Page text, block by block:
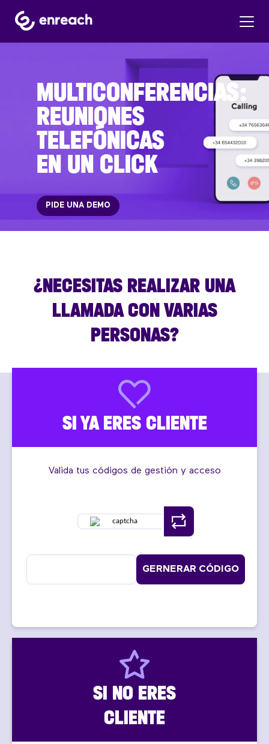
MULTICONFERENCIAS:
REUNIONES
TELEFÓNICAS
EN UN CLICK
PIDE UNA DEMO
¿NECESITAS REALIZAR UNA
LLAMADA CON VARIAS
PERSONAS?
SI YA ERES CLIENTE
Valida tus códigos de gestión y acceso
GERNERAR CÓDIGO
SI NO ERES
CLIENTE